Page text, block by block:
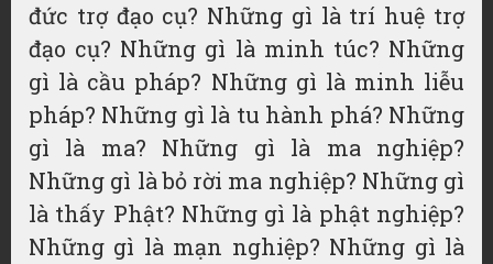
đức trợ đạo cụ? Những gì là trí huệ trợ
đạo cụ? Những gì là minh túc? Những
gì là cầu pháp? Những gì là minh liễu
pháp? Những gì là tu hành phá? Những
gì là ma? Những gì là ma nghiệp?
Những gì là bỏ rời ma nghiệp? Những gì
là thấy Phật? Những gì là phật nghiệp?
Những gì là mạn nghiệp? Những gì là